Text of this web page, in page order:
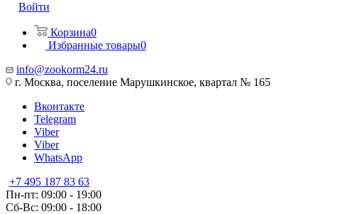
Войти
Корзина0
Избранные товары0
info@zookorm24.ru
г. Москва, поселение Марушкинское, квартал № 165
Вконтакте
Telegram
Viber
Viber
WhatsApp
+7 495 187 83 63
Пн-пт: 09:00 - 19:00
Сб-Вс: 09:00 - 18:00